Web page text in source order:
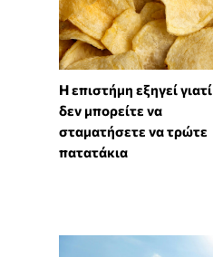
Η επιστήμη εξηγεί γιατί
δεν μπορείτε να
σταματήσετε να τρώτε
πατατάκια